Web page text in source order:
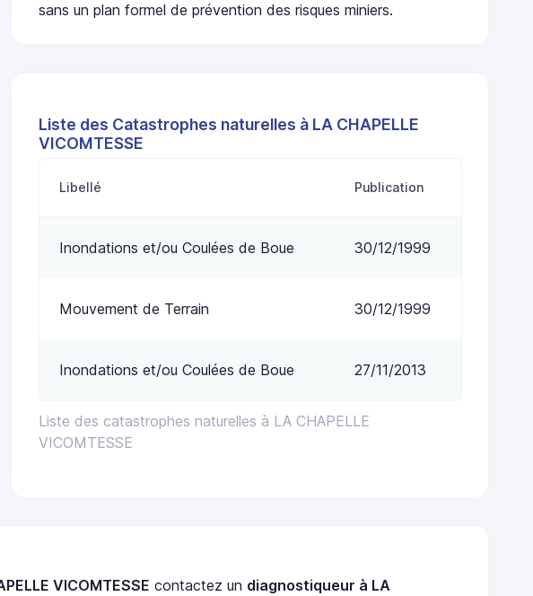
sans un plan formel de prévention des risques miniers.
Liste des Catastrophes naturelles à LA CHAPELLE
VICOMTESSE
Liste des catastrophes naturelles à LA CHAPELLE
VICOMTESSE
Libellé Publication
Inondations et/ou Coulées de Boue 30/12/1999
Mouvement de Terrain 30/12/1999
Inondations et/ou Coulées de Boue 27/11/2013
VICOMTESSE contactez un diagnostiqueur à LA